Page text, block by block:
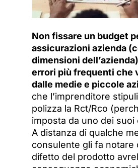
Non fissare un budget
assicurazioni azienda
dimensioni
errori più frequenti che
dalle medie e piccole
che l’imprenditore
polizza la Rct/Rco
imposta da uno dei suoi
A distanza di qualche
consulente gli fa notare
difetto del prodotto